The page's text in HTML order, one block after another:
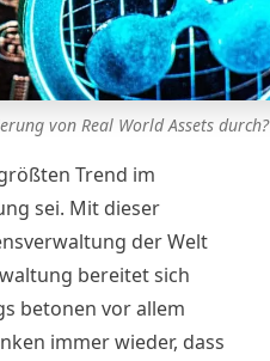
von Real World Assets durch?
Trend im
sei. Mit dieser
der Welt
bereitet sich
betonen vor allem
immer wieder, dass